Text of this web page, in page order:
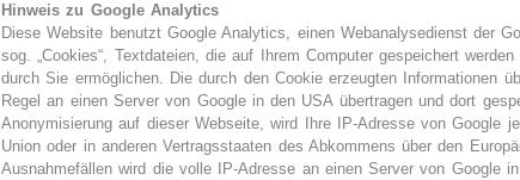
Hinweis zu Google Analytics
Diese Website benutzt Google Analytics, einen Webanalysedienst der
sog. „Cookies“, Textdateien, die auf Ihrem Computer gespeichert
durch Sie ermöglichen. Die durch den Cookie erzeugten Informationen
Regel an einen Server von Google in den USA übertragen und dort
Anonymisierung auf dieser Webseite, wird Ihre IP-Adresse von Google
Union oder in anderen Vertragsstaaten des Abkommens über den
Ausnahmefällen wird die volle IP-Adresse an einen Server von Google